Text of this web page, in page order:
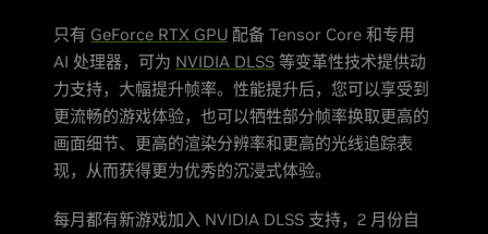
只有 GeForce RTX GPU 配备 Tensor Core 和专用
AI 处理器，可为 NVIDIA DLSS 等变革性技术提供动
力支持，大幅提升帧率。性能提升后，您可以享受到
更流畅的游戏体验，也可以牺牲部分帧率换取更高的
画面细节、更高的渲染分辨率和更高的光线追踪表
现，从而获得更为优秀的沉浸式体验。
每月都有新游戏加入 NVIDIA DLSS 支持，2 月份自